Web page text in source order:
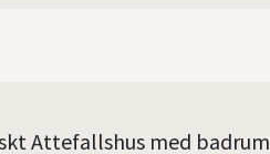
Attefallshus med badrum